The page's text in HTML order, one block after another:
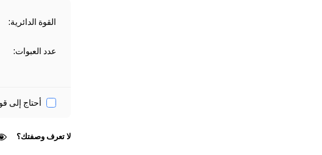
القوة الدائرية:
عدد العبوات:
أحتاج إلى
لا تعرف وصفتك؟